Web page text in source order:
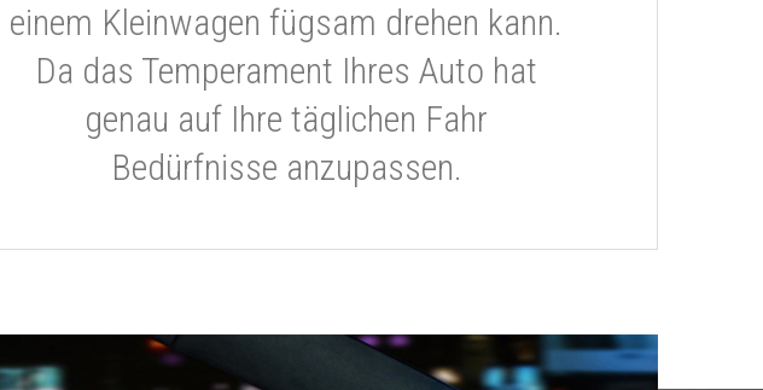
einem Kleinwagen fügsam drehen kann.
Da das Temperament Ihres Auto hat
genau auf Ihre täglichen Fahr
Bedürfnisse anzupassen.